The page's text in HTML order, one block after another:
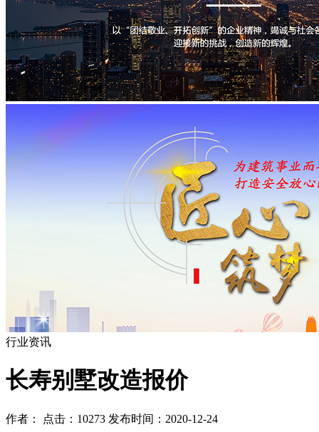
行业资讯
长寿别墅改造报价
作者： 点击：10273 发布时间：2020-12-24